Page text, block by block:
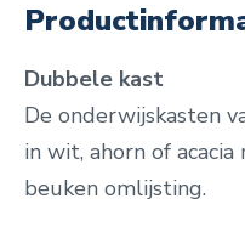
Dubbele kast
De onderwijskasten
in wit, ahorn of
beuken omlijsting.